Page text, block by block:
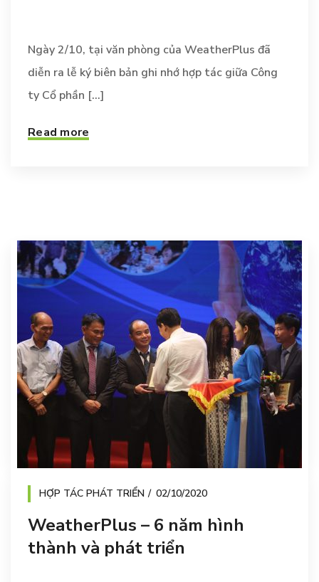
Ngày 2/10, tại văn phòng của WeatherPlus đã
diễn ra lễ ký biên bản ghi nhớ hợp tác giữa Công
ty Cổ phần [...]
Read more
HỢP TÁC PHÁT TRIỂN 02/10/2020
WeatherPlus – 6 năm hình
thành và phát triển